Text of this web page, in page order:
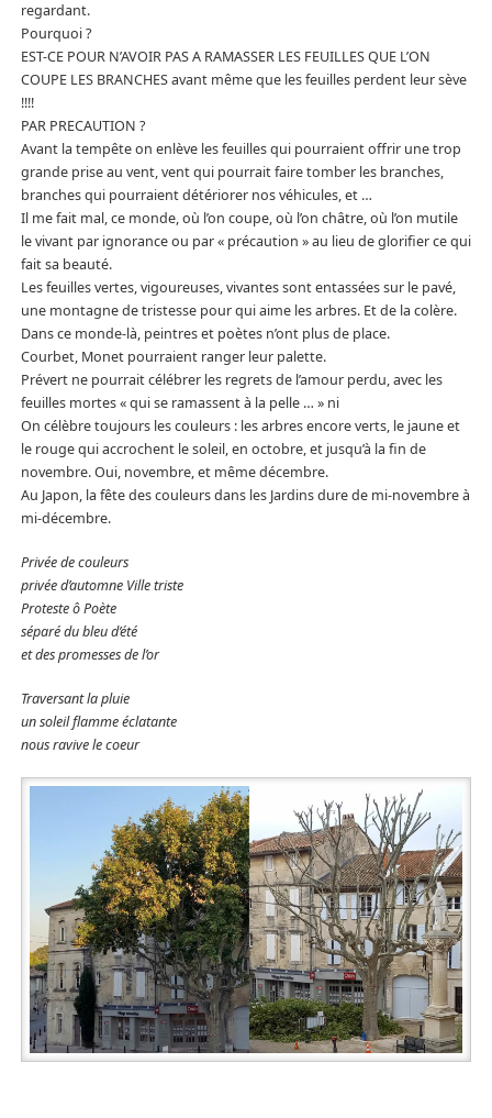
regardant.
Pourquoi ?
EST-CE POUR N’AVOIR PAS A RAMASSER LES FEUILLES QUE L’ON
COUPE LES BRANCHES avant même que les feuilles perdent leur sève
!!!!
PAR PRECAUTION ?
Avant la tempête on enlève les feuilles qui pourraient offrir une trop
grande prise au vent, vent qui pourrait faire tomber les branches,
branches qui pourraient détériorer nos véhicules, et …
Il me fait mal, ce monde, où l’on coupe, où l’on châtre, où l’on mutile
le vivant par ignorance ou par « précaution » au lieu de glorifier ce qui
fait sa beauté.
Les feuilles vertes, vigoureuses, vivantes sont entassées sur le pavé,
une montagne de tristesse pour qui aime les arbres. Et de la colère.
Dans ce monde-là, peintres et poètes n’ont plus de place.
Courbet, Monet pourraient ranger leur palette.
Prévert ne pourrait célébrer les regrets de l’amour perdu, avec les
feuilles mortes « qui se ramassent à la pelle … » ni
On célèbre toujours les couleurs : les arbres encore verts, le jaune et
le rouge qui accrochent le soleil, en octobre, et jusqu’à la fin de
novembre. Oui, novembre, et même décembre.
Au Japon, la fête des couleurs dans les Jardins dure de mi-novembre à
mi-décembre.
Privée de couleurs
privée d’automne Ville triste
Proteste ô Poète
séparé du bleu d’été
et des promesses de l’or
Traversant la pluie
un soleil flamme éclatante
nous ravive le coeur